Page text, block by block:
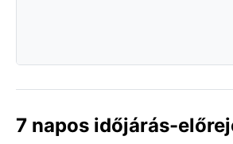
7 napos időjárás-